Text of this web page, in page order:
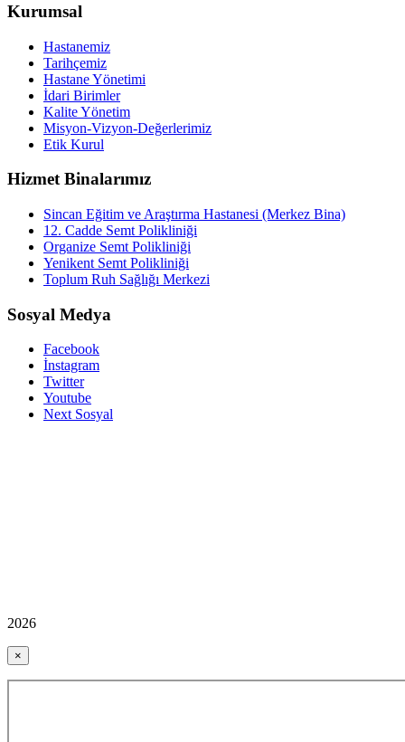
Kurumsal
Hastanemiz
Tarihçemiz
Hastane Yönetimi
İdari Birimler
Kalite Yönetim
Misyon-Vizyon-Değerlerimiz
Etik Kurul
Hizmet Binalarımız
Sincan Eğitim ve Araştırma Hastanesi (Merkez Bina)
12. Cadde Semt Polikliniği
Organize Semt Polikliniği
Yenikent Semt Polikliniği
Toplum Ruh Sağlığı Merkezi
Sosyal Medya
Facebook
İnstagram
Twitter
Youtube
Next Sosyal
2026
×